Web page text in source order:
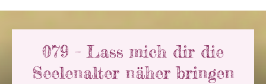
079 – Lass mich dir die
Seelenalter näher bringen